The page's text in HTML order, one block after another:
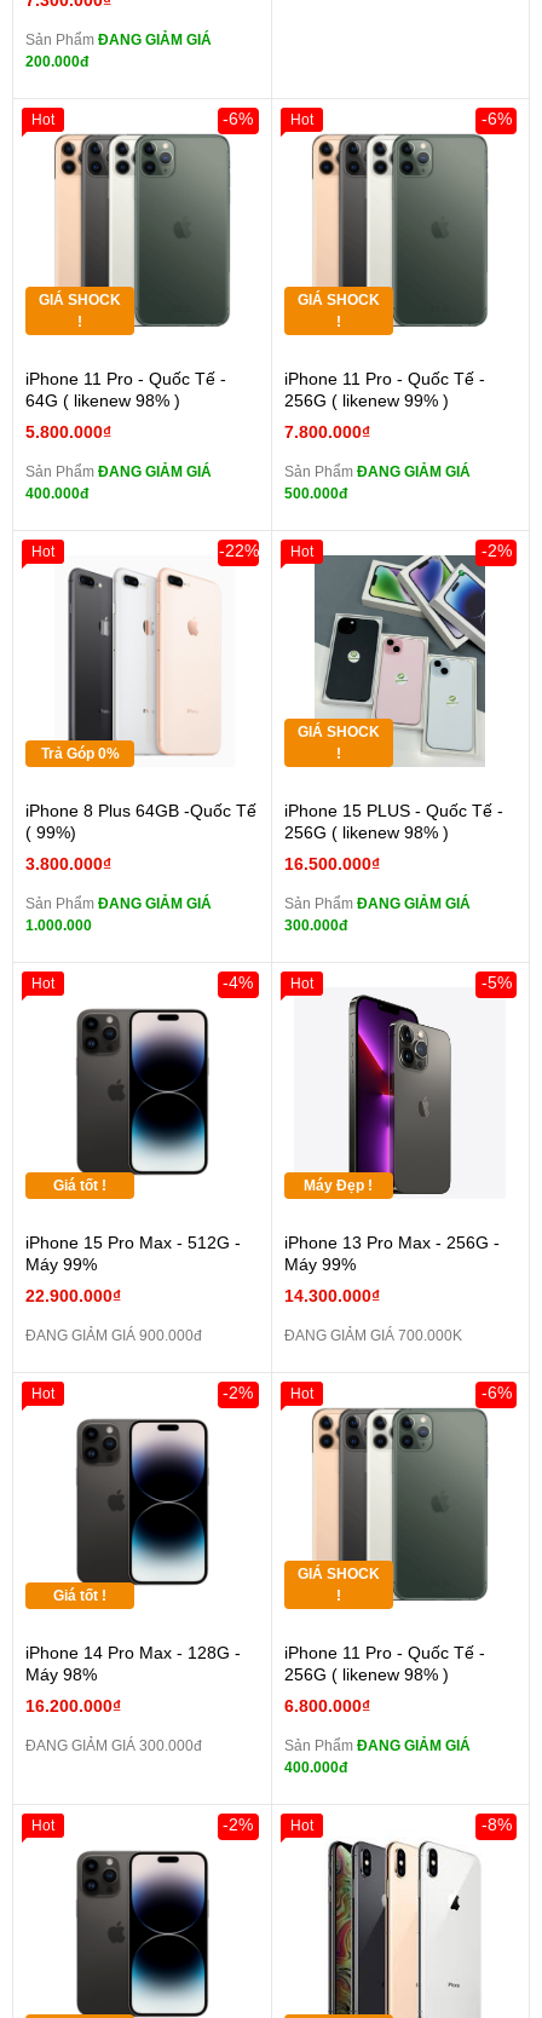
Sản Phẩm ĐANG GIẢM GIÁ
200.000đ
GIÁ SHOCK
!
iPhone 11 Pro - Quốc Tế -
64G ( likenew 98% )
5.800.000₫
-6%
Sản Phẩm ĐANG GIẢM GIÁ
400.000đ
Hot
GIÁ SHOCK
!
iPhone 11 Pro - Quốc Tế -
256G ( likenew 99% )
7.800.000₫
-6%
Sản Phẩm ĐANG GIẢM GIÁ
500.000đ
Hot
Trả Góp 0%
iPhone 8 Plus 64GB -Quốc Tế
( 99%)
3.800.000₫
-22%
Sản Phẩm ĐANG GIẢM GIÁ
1.000.000
Hot
GIÁ SHOCK
!
iPhone 15 PLUS - Quốc Tế -
256G ( likenew 98% )
16.500.000₫
-2%
Sản Phẩm ĐANG GIẢM GIÁ
300.000đ
Hot
Giá tốt !
iPhone 15 Pro Max - 512G -
Máy 99%
22.900.000₫
-4%
ĐANG GIẢM GIÁ 900.000đ
Hot
Máy Đẹp !
iPhone 13 Pro Max - 256G -
Máy 99%
14.300.000₫
-5%
ĐANG GIẢM GIÁ 700.000K
Hot
Giá tốt !
iPhone 14 Pro Max - 128G -
Máy 98%
16.200.000₫
-2%
ĐANG GIẢM GIÁ 300.000đ
Hot
GIÁ SHOCK
!
iPhone 11 Pro - Quốc Tế -
256G ( likenew 98% )
6.800.000₫
-6%
Sản Phẩm ĐANG GIẢM GIÁ
400.000đ
Hot
-2%
Hot -8%
Hot